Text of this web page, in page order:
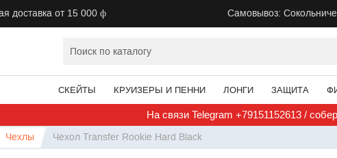
доставка от 15 000 Самовывоз:
СКЕЙТЫ КРУИЗЕРЫ И ПЕННИ ЛОНГИ ЗАЩИТА
На связи Telegram +79151152613 /
Чехлы Чехол Transfer Rookie Hard Black